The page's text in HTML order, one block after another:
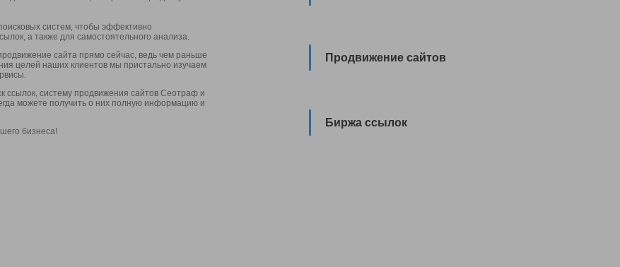
систем, чтобы эффективно
а также для самостоятельного анализа.
сайта прямо сейчас, ведь чем раньше
целей наших клиентов мы пристально изучаем
систему продвижения сайтов Сеотраф и
можете получить о них полную информацию и
бизнеса!
Продвижение сайтов
Биржа ссылок